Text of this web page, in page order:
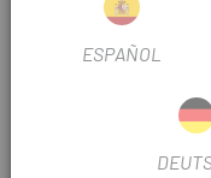
ESPAÑOL